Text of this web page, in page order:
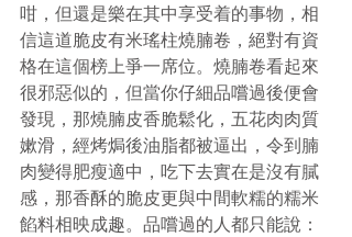
咁，但還是樂在其中享受着的事物，相
信這道脆皮有米瑤柱燒腩卷，絕對有資
格在這個榜上爭一席位。燒腩卷看起來
很邪惡似的，但當你仔細品嚐過後便會
發現，那燒腩皮香脆鬆化，五花肉肉質
嫰滑，經烤焗後油脂都被逼出，令到腩
肉變得肥瘦適中，吃下去實在是沒有膩
感，那香酥的脆皮更與中間軟糯的糯米
餡料相映成趣。品嚐過的人都只能說：